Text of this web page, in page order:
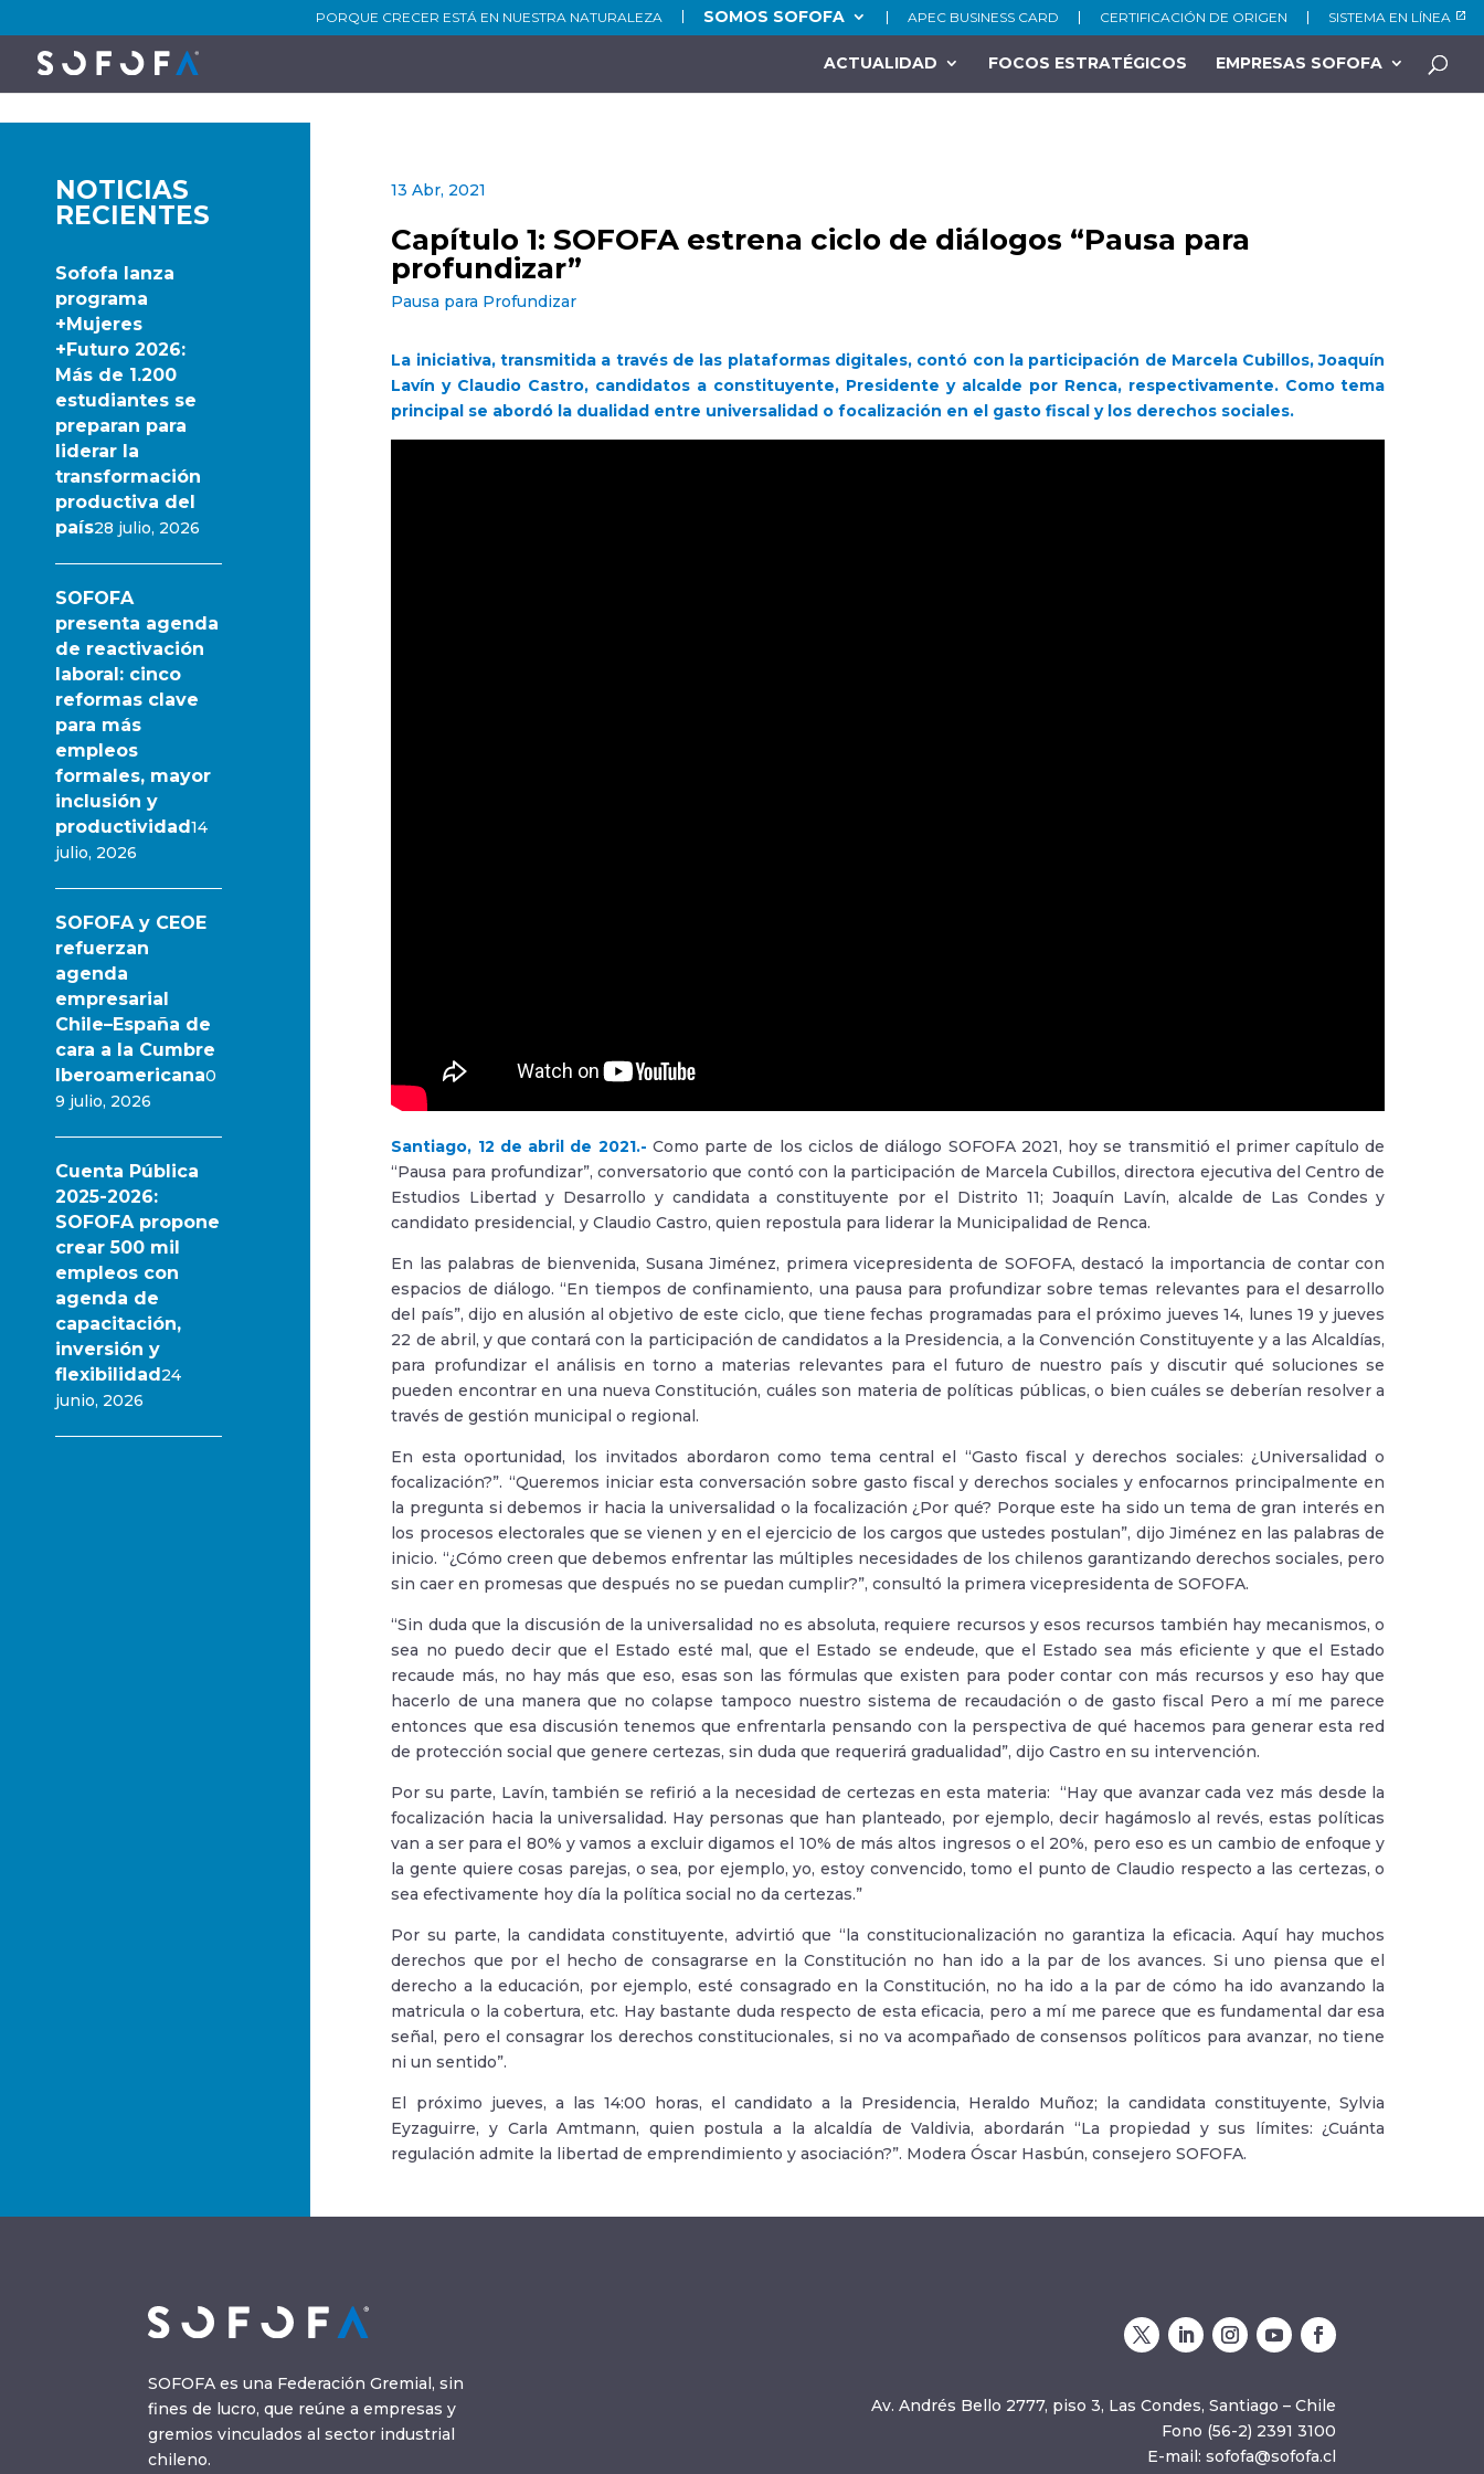
PORQUE CRECER ESTÁ EN NUESTRA NATURALEZA SOMOS SOFOFA APEC BUSINESS CARD CERTIFICACIÓN DE ORIGEN SISTEMA EN LÍNEA
ACTUALIDAD FOCOS ESTRATÉGICOS EMPRESAS SOFOFA
NOTICIAS
RECIENTES
Sofofa lanza
programa
+Mujeres
+Futuro 2026:
Más de 1.200
estudiantes se
preparan para
liderar la
transformación
productiva del
país28 julio, 2026
SOFOFA
presenta agenda
de reactivación
laboral: cinco
reformas clave
para más
empleos
formales, mayor
inclusión y
productividad14
julio, 2026
SOFOFA y CEOE
refuerzan
agenda
empresarial
Chile–España de
cara a la Cumbre
Iberoamericana0
9 julio, 2026
Cuenta Pública
2025-2026:
SOFOFA propone
crear 500 mil
empleos con
agenda de
capacitación,
inversión y
flexibilidad24
junio, 2026
13 Abr, 2021
Capítulo 1: SOFOFA estrena ciclo de diálogos “Pausa para
profundizar”
Pausa para Profundizar
La iniciativa, transmitida a través de las plataformas digitales, contó con la participación de Marcela Cubillos, Joaquín
Lavín y Claudio Castro, candidatos a constituyente, Presidente y alcalde por Renca, respectivamente. Como tema
principal se abordó la dualidad entre universalidad o focalización en el gasto fiscal y los derechos sociales.
Santiago, 12 de abril de 2021.- Como parte de los ciclos de diálogo SOFOFA 2021, hoy se transmitió el primer capítulo de
“Pausa para profundizar”, conversatorio que contó con la participación de Marcela Cubillos, directora ejecutiva del Centro de
Estudios Libertad y Desarrollo y candidata a constituyente por el Distrito 11; Joaquín Lavín, alcalde de Las Condes y
candidato presidencial, y Claudio Castro, quien repostula para liderar la Municipalidad de Renca.
En las palabras de bienvenida, Susana Jiménez, primera vicepresidenta de SOFOFA, destacó la importancia de contar con
espacios de diálogo. “En tiempos de confinamiento, una pausa para profundizar sobre temas relevantes para el desarrollo
del país”, dijo en alusión al objetivo de este ciclo, que tiene fechas programadas para el próximo jueves 14, lunes 19 y jueves
22 de abril, y que contará con la participación de candidatos a la Presidencia, a la Convención Constituyente y a las Alcaldías,
para profundizar el análisis en torno a materias relevantes para el futuro de nuestro país y discutir qué soluciones se
pueden encontrar en una nueva Constitución, cuáles son materia de políticas públicas, o bien cuáles se deberían resolver a
través de gestión municipal o regional.
En esta oportunidad, los invitados abordaron como tema central el “Gasto fiscal y derechos sociales: ¿Universalidad o
focalización?”. “Queremos iniciar esta conversación sobre gasto fiscal y derechos sociales y enfocarnos principalmente en
la pregunta si debemos ir hacia la universalidad o la focalización ¿Por qué? Porque este ha sido un tema de gran interés en
los procesos electorales que se vienen y en el ejercicio de los cargos que ustedes postulan”, dijo Jiménez en las palabras de
inicio. “¿Cómo creen que debemos enfrentar las múltiples necesidades de los chilenos garantizando derechos sociales, pero
sin caer en promesas que después no se puedan cumplir?”, consultó la primera vicepresidenta de SOFOFA.
“Sin duda que la discusión de la universalidad no es absoluta, requiere recursos y esos recursos también hay mecanismos, o
sea no puedo decir que el Estado esté mal, que el Estado se endeude, que el Estado sea más eficiente y que el Estado
recaude más, no hay más que eso, esas son las fórmulas que existen para poder contar con más recursos y eso hay que
hacerlo de una manera que no colapse tampoco nuestro sistema de recaudación o de gasto fiscal Pero a mí me parece
entonces que esa discusión tenemos que enfrentarla pensando con la perspectiva de qué hacemos para generar esta red
de protección social que genere certezas, sin duda que requerirá gradualidad”, dijo Castro en su intervención.
Por su parte, Lavín, también se refirió a la necesidad de certezas en esta materia: “Hay que avanzar cada vez más desde la
focalización hacia la universalidad. Hay personas que han planteado, por ejemplo, decir hagámoslo al revés, estas políticas
van a ser para el 80% y vamos a excluir digamos el 10% de más altos ingresos o el 20%, pero eso es un cambio de enfoque y
la gente quiere cosas parejas, o sea, por ejemplo, yo, estoy convencido, tomo el punto de Claudio respecto a las certezas, o
sea efectivamente hoy día la política social no da certezas.”
Por su parte, la candidata constituyente, advirtió que “la constitucionalización no garantiza la eficacia. Aquí hay muchos
derechos que por el hecho de consagrarse en la Constitución no han ido a la par de los avances. Si uno piensa que el
derecho a la educación, por ejemplo, esté consagrado en la Constitución, no ha ido a la par de cómo ha ido avanzando la
matricula o la cobertura, etc. Hay bastante duda respecto de esta eficacia, pero a mí me parece que es fundamental dar esa
señal, pero el consagrar los derechos constitucionales, si no va acompañado de consensos políticos para avanzar, no tiene
ni un sentido”.
El próximo jueves, a las 14:00 horas, el candidato a la Presidencia, Heraldo Muñoz; la candidata constituyente, Sylvia
Eyzaguirre, y Carla Amtmann, quien postula a la alcaldía de Valdivia, abordarán “La propiedad y sus límites: ¿Cuánta
regulación admite la libertad de emprendimiento y asociación?”. Modera Óscar Hasbún, consejero SOFOFA.
SOFOFA es una Federación Gremial, sin
fines de lucro, que reúne a empresas y
gremios vinculados al sector industrial
chileno.
Av. Andrés Bello 2777, piso 3, Las Condes, Santiago – Chile
Fono (56-2) 2391 3100
E-mail: sofofa@sofofa.cl